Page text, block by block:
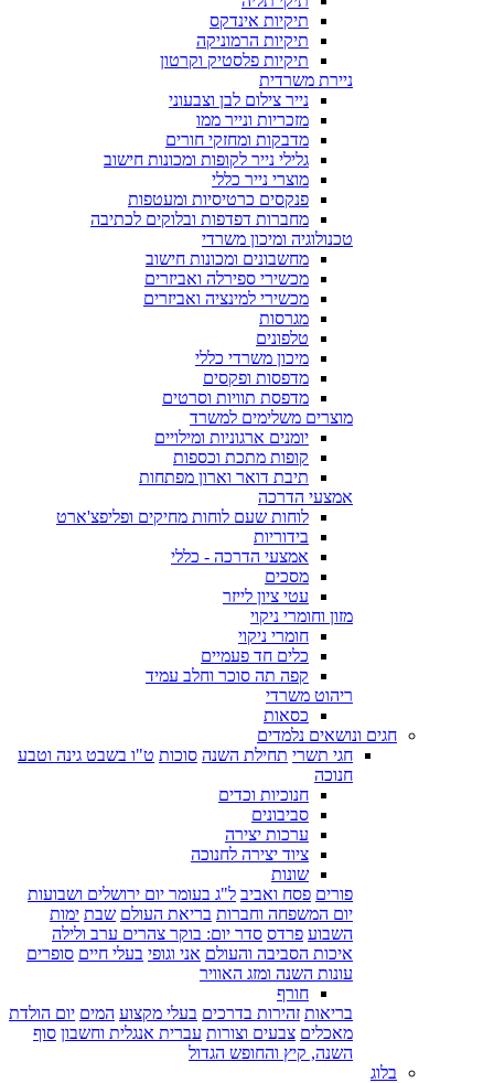
תיקיות אינדקס
תיקיות הרמוניקה
תיקיות פלסטיק וקרטון
ניירת משרדית
נייר צילום לבן וצבעוני
מזכריות ונייר ממו
מדבקות ומחזקי חורים
גלילי נייר לקופות ומכונות חישוב
מוצרי נייר כללי
פנקסים כרטיסיות ומעטפות
מחברות דפדפות ובלוקים לכתיבה
טכנולוגיה ומיכון משרדי
מחשבונים ומכונות חישוב
מכשירי ספירלה ואביזרים
מכשירי למינציה ואביזרים
מגרסות
טלפונים
מיכון משרדי כללי
מדפסות ופקסים
מדפסת תוויות וסרטים
מוצרים משלימים למשרד
יומנים ארגוניות ומילויים
קופות מתכת וכספות
תיבת דואר וארון מפתחות
אמצעי הדרכה
לוחות שעם לוחות מחיקים ופליפצ'ארט
בידוריות
אמצעי הדרכה - כללי
מסכים
עטי ציון לייזר
מזון וחומרי ניקוי
חומרי ניקוי
כלים חד פעמיים
קפה תה סוכר וחלב עמיד
ריהוט משרדי
כסאות
חגים ונושאים נלמדים
חגי תשרי תחילת השנה סוכות ט"ו בשבט גינה וטבע
חנוכה
חנוכיות וכדים
סביבונים
ערכות יצירה
ציוד יצירה לחנוכה
שונות
פורים פסח ואביב ל"ג בעומר יום ירושלים ושבועות
יום המשפחה וחברות בריאת העולם שבת ימות
השבוע פרדס סדר יום: בוקר צהרים ערב ולילה
איכות הסביבה והעולם אני וגופי בעלי חיים סופרים
עונות השנה ומזג האוויר
חורף
בריאות זהירות בדרכים בעלי מקצוע המים יום הולדת
מאכלים צבעים וצורות עברית אנגלית וחשבון סוף
השנה, קיץ והחופש הגדול
בלוג